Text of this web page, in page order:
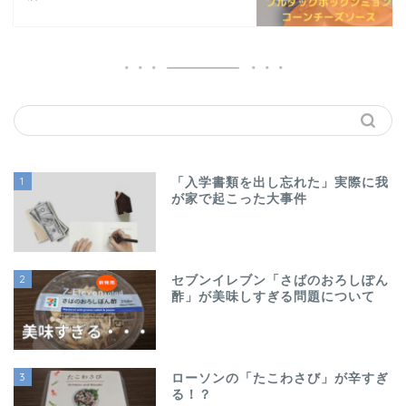
1
「入学書類を出し忘れた」実際に我
が家で起こった大事件
2
セブンイレブン「さばのおろしぽん
酢」が美味しすぎる問題について
3
ローソンの「たこわさび」が辛すぎ
る！？